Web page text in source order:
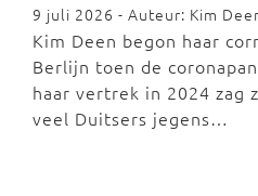
9 juli 2026 - Auteur: Kim
Kim Deen begon haar
Berlijn toen de
haar vertrek in 2024 zag
veel Duitsers jegens…